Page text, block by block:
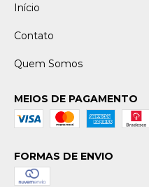
Início
Contato
Quem Somos
MEIOS DE PAGAMENTO
FORMAS DE ENVIO